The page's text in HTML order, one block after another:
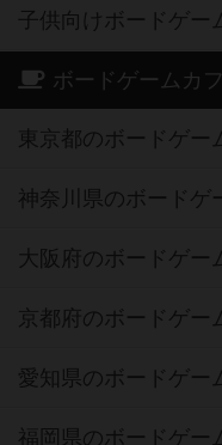
子供向けボードゲー
ボードゲームカ
東京都のボードゲー
神奈川県のボードゲ
大阪府のボードゲー
京都府のボードゲー
愛知県のボードゲー
福岡県のボードゲー